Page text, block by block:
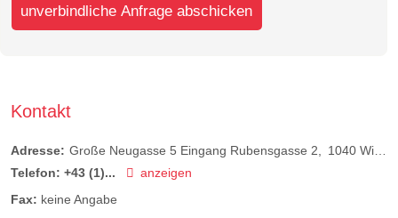
unverbindliche Anfrage abschicken
Kontakt
Adresse: Große Neugasse 5 Eingang Rubensgasse 2 1040 Wien
Telefon: +43 (1)...
anzeigen
Fax: keine Angabe